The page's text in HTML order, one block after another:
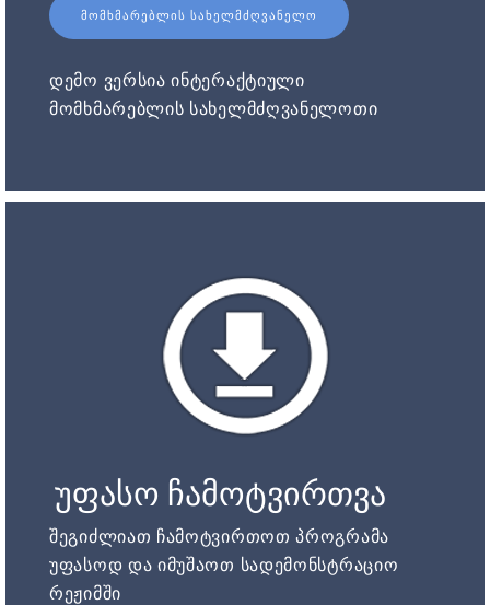
ᲛᲝᲛᲮᲛᲐᲠᲔᲑᲚᲘᲡ ᲡᲐᲮᲔᲚᲛᲫᲦᲕᲐᲜᲔᲚᲝ
დემო ვერსია ინტერაქტიული
მომხმარებლის სახელმძღვანელოთი
უფასო ჩამოტვირთვა
შეგიძლიათ ჩამოტვირთოთ პროგრამა
უფასოდ და იმუშაოთ სადემონსტრაციო
რეჟიმში